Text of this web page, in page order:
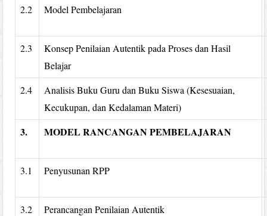
2.2 Model Pembelajaran
2.3
Konsep Penilaian Autentik pada Proses dan Hasil
Belajar
2.4
Analisis Buku Guru dan Buku Siswa (Kesesuaian,
Kecukupan, dan Kedalaman Materi)
3. MODEL RANCANGAN PEMBELAJARAN
3.1 Penyusunan RPP
3.2 Perancangan Penilaian Autentik